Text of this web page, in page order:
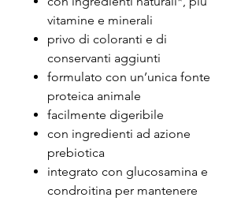
vitamine e minerali
privo di coloranti e di
conservanti aggiunti
formulato con un’unica fonte
proteica animale
facilmente digeribile
con ingredienti ad azione
prebiotica
integrato con glucosamina e
condroitina per mantenere